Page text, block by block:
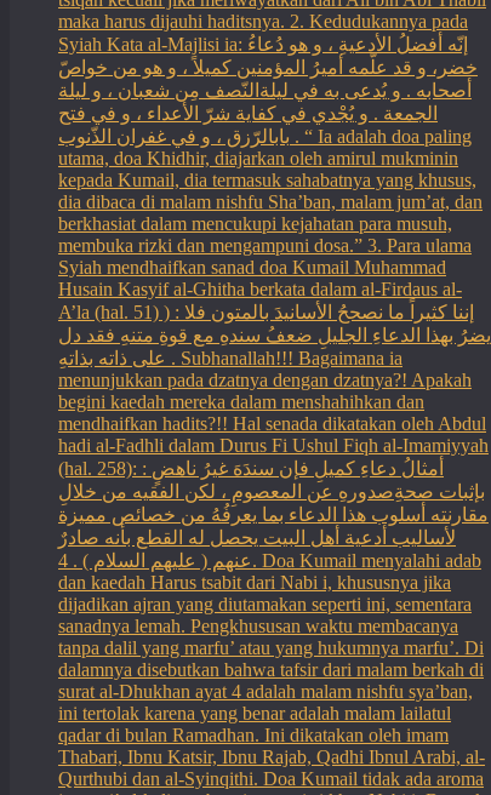
maka harus dijauhi haditsnya. 2. Kedudukannya pada
Syiah Kata al-Majlisi ia: إنّه أفضلُ الأدعيةِ ، و هو دُعاءُ
خضر، و قد علّمه أميرُ المؤمنين كميلاً ، و هو من خواصّ
أصحابه . و يُدعى به في ليلةالنّصف مِن شعبان ، و ليلة
الجمعة . و يُجْدي في كفاية شرّ الأعداء ، و في فتح
بابالرّزق ، و في غفران الذّنوب . “ Ia adalah doa paling
utama, doa Khidhir, diajarkan oleh amirul mukminin
kepada Kumail, dia termasuk sahabatnya yang khusus,
dia dibaca di malam nishfu Sha’ban, malam jum’at, dan
berkhasiat dalam mencukupi kejahatan para musuh,
membuka rizki dan mengampuni dosa.” 3. Para ulama
Syiah mendhaifkan sanad doa Kumail Muhammad
Husain Kasyif al-Ghitha berkata dalam al-Firdaus al-
A’la (hal. 51) ) : إننا كثيراً ما نصححُ الأسانيدَ بالمتون فلا
يضرُ بهذا الدعاءِ الجليلِ ضعفُ سندهِ مع قوةِ متنهِ فقد دل
على ذاته بذاتهِ . Subhanallah!!! Bagaimana ia
menunjukkan pada dzatnya dengan dzatnya?! Apakah
begini kaedah mereka dalam menshahihkan dan
mendhaifkan hadits?!! Hal senada dikatakan oleh Abdul
hadi al-Fadhli dalam Durus Fi Ushul Fiqh al-Imamiyyah
(hal. 258): : أمثالُ دعاءِ كميلِ فإن سندَهَ غيرُ ناهضٍ
بإثبات صحةِصدورهِ عن المعصومِ ، لكن الفقيه من خلالِ
مقارنته أسلوب هذا الدعاء بما يعرفُهُ من خصائص مميزة
لأساليب أدعية أهل البيت يحصل له القطع بأنه صادرٌ
عنهم ( عليهم السلام ) . 4. Doa Kumail menyalahi adab
dan kaedah Harus tsabit dari Nabi i, khususnya jika
dijadikan ajran yang diutamakan seperti ini, sementara
sanadnya lemah. Pengkhususan waktu membacanya
tanpa dalil yang marfu’ atau yang hukumnya marfu’. Di
dalamnya disebutkan bahwa tafsir dari malam berkah di
surat al-Dhukhan ayat 4 adalah malam nishfu sya’ban,
ini tertolak karena yang benar adalah malam lailatul
qadar di bulan Ramadhan. Ini dikatakan oleh imam
Thabari, Ibnu Katsir, Ibnu Rajab, Qadhi Ibnul Arabi, al-
Qurthubi dan al-Syinqithi. Doa Kumail tidak ada aroma